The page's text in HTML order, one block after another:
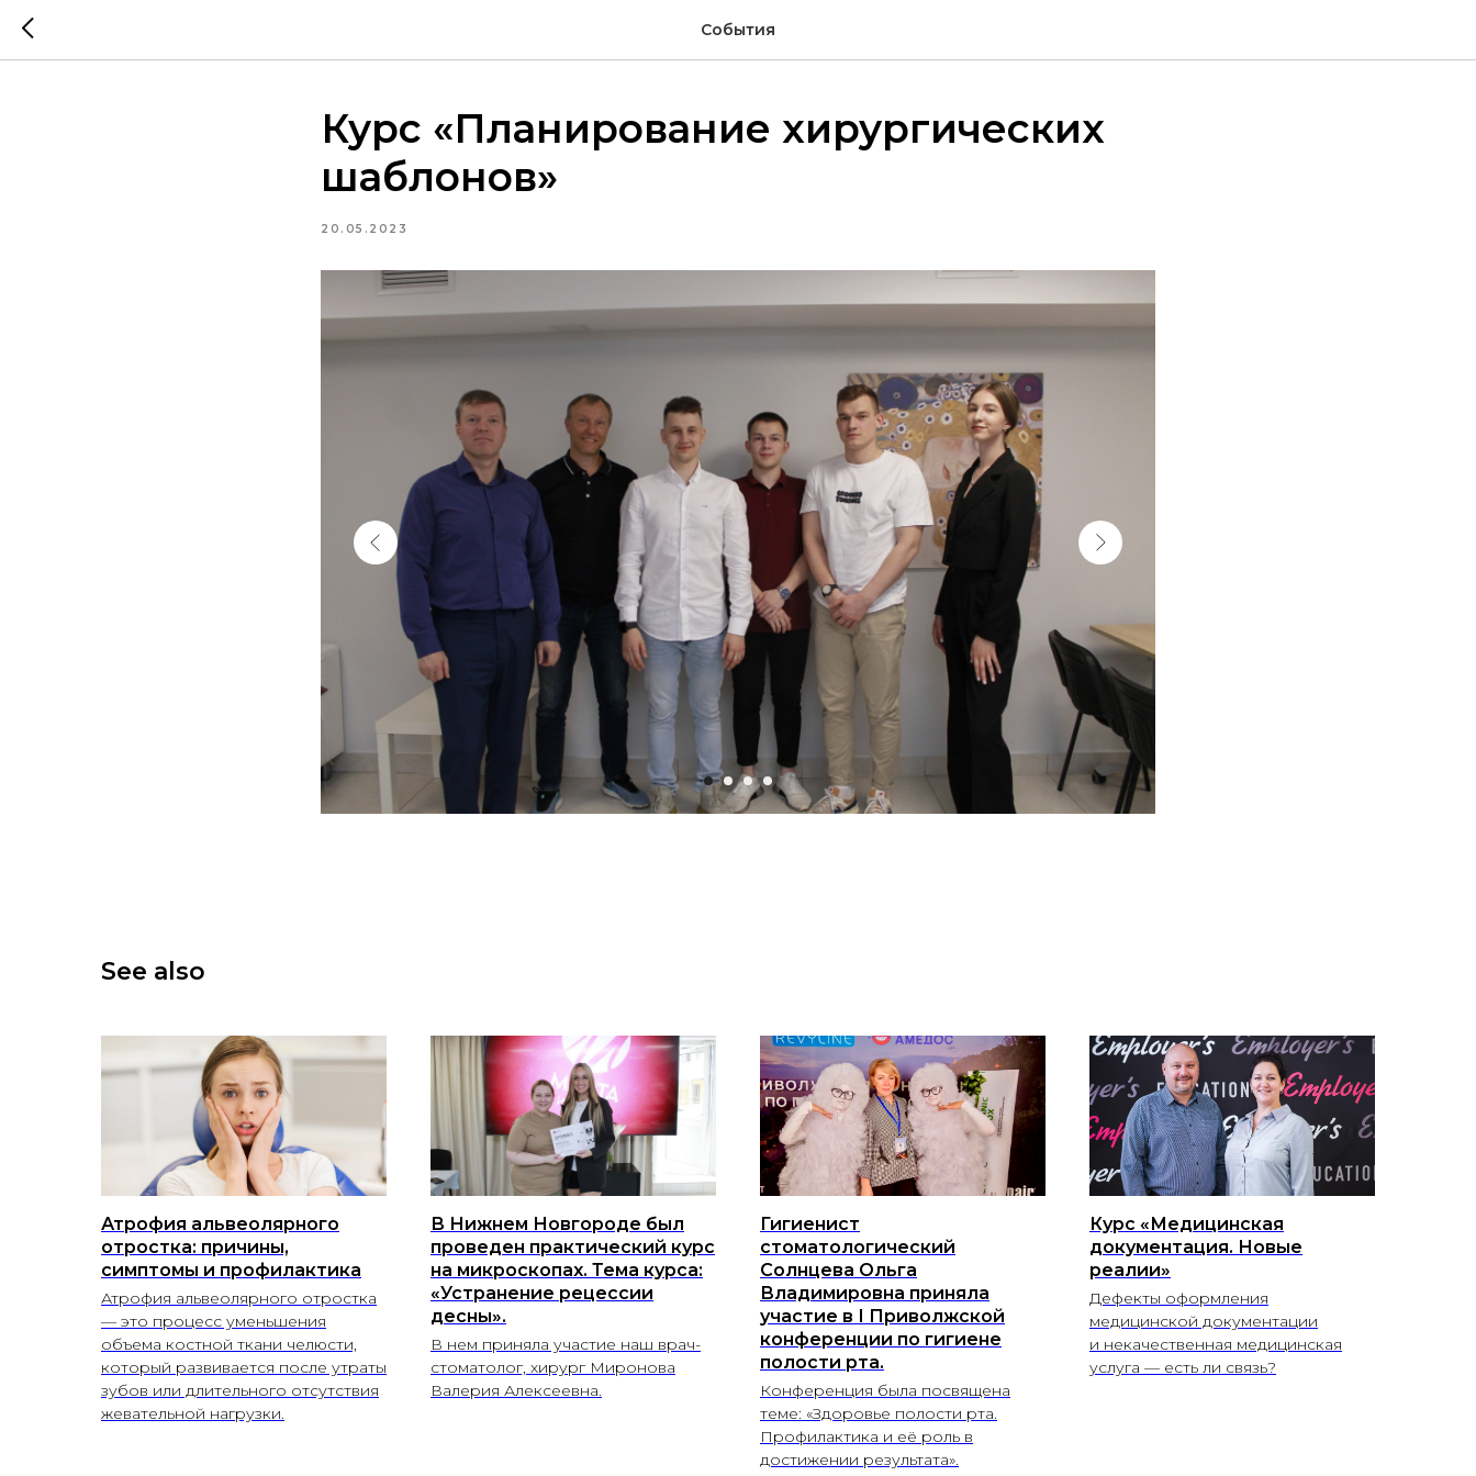
События
Курс «Планирование хирургических
шаблонов»
20.05.2023
See also
Атрофия альвеолярного
отростка: причины,
симптомы и профилактика
Атрофия альвеолярного отростка
— это процесс уменьшения
объема костной ткани челюсти,
который развивается после утраты
зубов или длительного отсутствия
жевательной нагрузки.
В Нижнем Новгороде был
проведен практический курс
на микроскопах. Тема курса:
«Устранение рецессии
десны».
В нем приняла участие наш врач-
стоматолог, хирург Миронова
Валерия Алексеевна.
Гигиенист
стоматологический
Солнцева Ольга
Владимировна приняла
участие в І Приволжской
конференции по гигиене
полости рта.
Конференция была посвящена
теме: «Здоровье полости рта.
Профилактика и её роль в
достижении результата».
Курс «Медицинская
документация. Новые
реалии»
Дефекты оформления
медицинской документации
и некачественная медицинская
услуга — есть ли связь?